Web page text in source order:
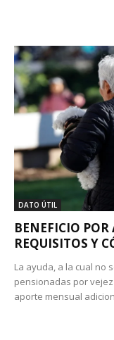
DATO ÚTIL
BENEFICIO
REQUISITOS Y
La ayuda, a la cual no
pensionadas por
aporte mensual